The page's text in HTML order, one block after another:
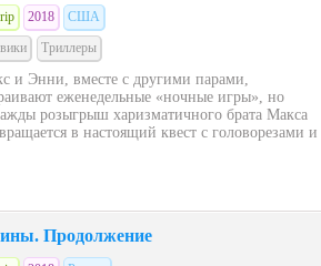
2018
США
Триллеры
и Энни, вместе с другими парами,
еженедельные «ночные игры», но
розыгрыш харизматичного брата Макса
в настоящий квест с головорезами и
Продолжение